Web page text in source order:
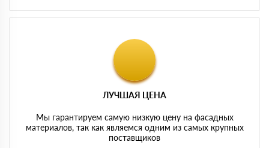
ЛУЧШАЯ ЦЕНА
Мы гарантируем самую низкую цену на фасадных
материалов, так как являемся одним из самых крупных
поставщиков